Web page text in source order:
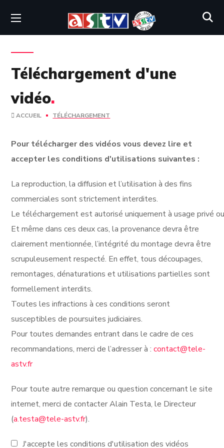
Téléchargement d'une
vidéo.
ACCUEIL TÉLÉCHARGEMENT
Pour télécharger des vidéos vous devez lire et
accepter les conditions d'utilisations suivantes :
La reproduction, la diffusion et l’utilisation à des fins
commerciales sont strictement interdites.
Le téléchargement est autorisé uniquement à usage privé
Et même dans ces deux cas, la provenance devra être
clairement mentionnée, l’intégrité du montage devra être
scrupuleusement respecté. En effet, tous découpages,
remontages, dénaturations et utilisations partielles sont
formellement interdits.
Toutes les infractions à ces conditions seront
susceptibles de poursuites judiciaires.
Pour toutes demandes entrant dans le cadre de ces
recommandations, merci de l’adresser à :contact@tele-
astv.fr
Pour toute autre remarque ou question concernant le site
internet, merci de contacter Alain Testa, le Directeur
(a.testa@tele-astv.fr).
J'accepte les conditions d'utilisation des vidéos